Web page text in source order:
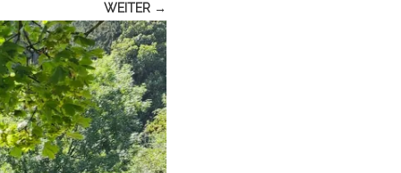
WEITER →